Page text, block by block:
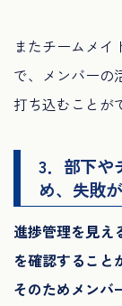
またチームメイ
で、メンバーの
打ち込むことが
3．部下や
め、失敗
進捗管理を見え
を確認すること
そのためメンバ